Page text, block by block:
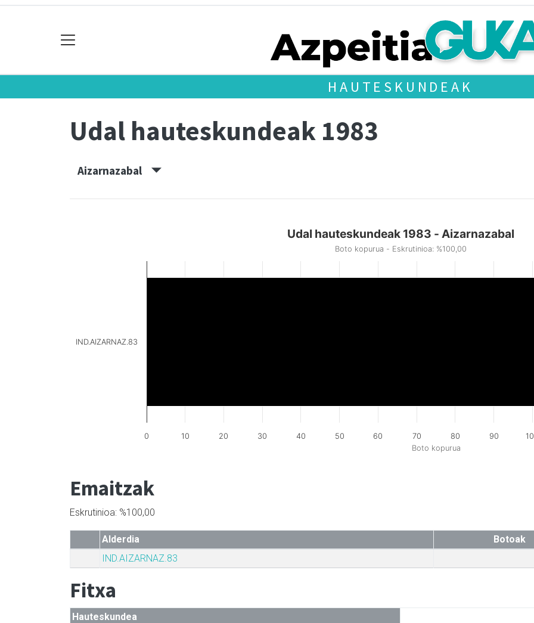
HAUTESKUNDEAK
Udal hauteskundeak 1983
Aizarnazabal
Boto kopurua
Udal hauteskundeak 1983 - Aizarnazabal
Boto kopurua - Eskrutinioa: %100,00
0 10 20 30 40 50 60 70 80 90
IND.AIZARNAZ.83
Emaitzak
Eskrutinioa: %100,00
Alderdia
Botoak
IND.AIZARNAZ.83
Fitxa
Hauteskundea